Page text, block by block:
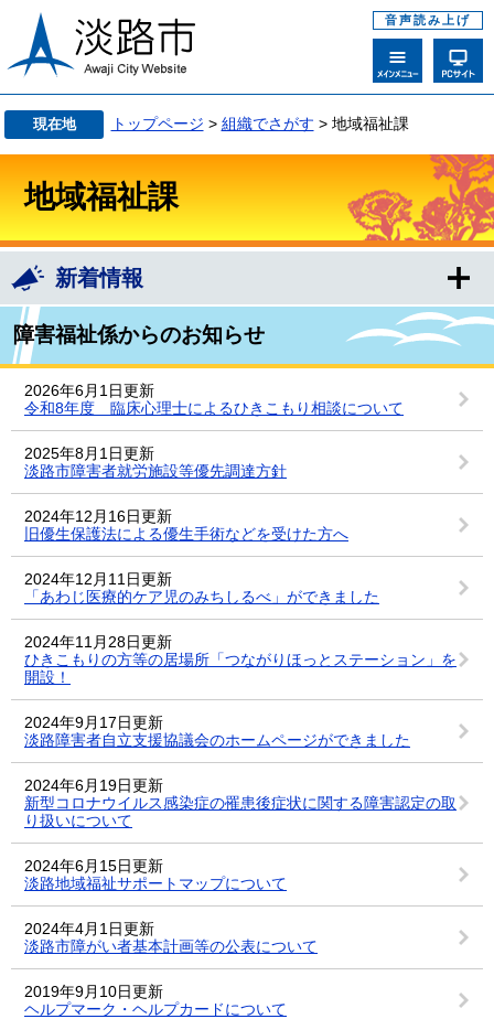
音声読み上げ
現在地 トップページ > 組織でさがす > 地域福祉課
地域福祉課
新着情報
障害福祉係からのお知らせ
2026年6月1日更新
令和8年度 臨床心理士によるひきこもり相談について
2025年8月1日更新
淡路市障害者就労施設等優先調達方針
2024年12月16日更新
旧優生保護法による優生手術などを受けた方へ
2024年12月11日更新
「あわじ医療的ケア児のみちしるべ」ができました
2024年11月28日更新
ひきこもりの方等の居場所「つながりほっとステーション」を
開設！
2024年9月17日更新
淡路障害者自立支援協議会のホームページができました
2024年6月19日更新
新型コロナウイルス感染症の罹患後症状に関する障害認定の取
り扱いについて
2024年6月15日更新
淡路地域福祉サポートマップについて
2024年4月1日更新
淡路市障がい者基本計画等の公表について
2019年9月10日更新
ヘルプマーク・ヘルプカードについて